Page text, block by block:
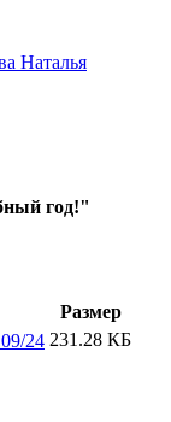
Наталья
год!"
Размер
24 231.28 КБ